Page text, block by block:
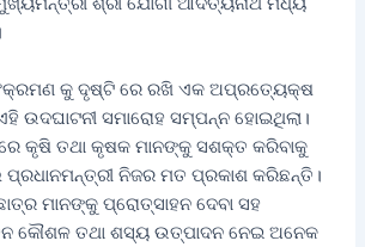
କୁ ଦୃଷ୍ଟି ରେ ରଖି ଏକ ଅପ୍ରତ୍ୟେକ୍ଷ
ଉଦଘାଟନୀ ସମାରୋହ ସମ୍ପନ୍ନ ହୋଇଥିଲା।
କୃଷି ତଥା କୃଷକ ମାନଙ୍କୁ ସଶକ୍ତ କରିବାକୁ
ନିଜର ମତ ପ୍ରକାଶ କରିଛନ୍ତି।
ମାନଙ୍କୁ ପ୍ରୋତ୍ସାହନ ଦେବା ସହ
କୌଶଳ ତଥା ଶସ୍ୟ ଉତ୍ପାଦନ ନେଇ ଅନେକ